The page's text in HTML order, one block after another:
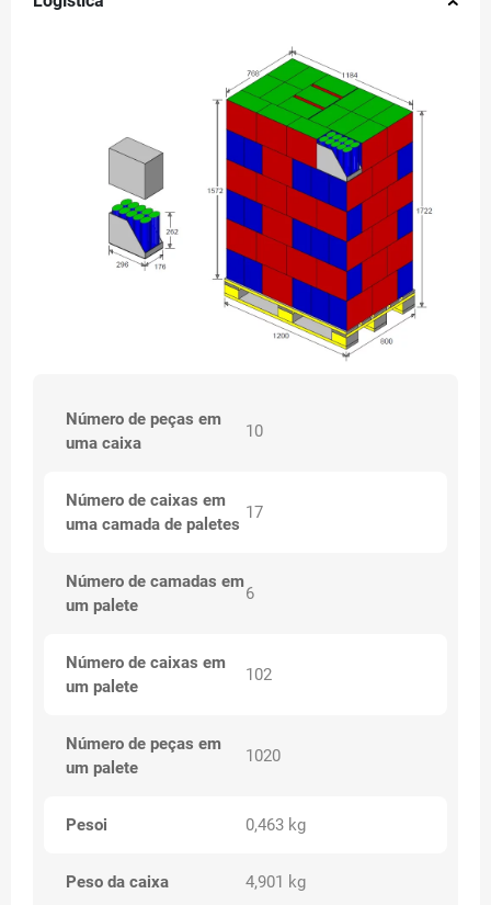
Número de peças em
uma caixa
10
Número de caixas em
uma camada de paletes
17
Número de camadas em
um palete
6
Número de caixas em
um palete
102
Número de peças em
um palete
1020
Pesoi 0,463 kg
Peso da caixa 4,901 kg